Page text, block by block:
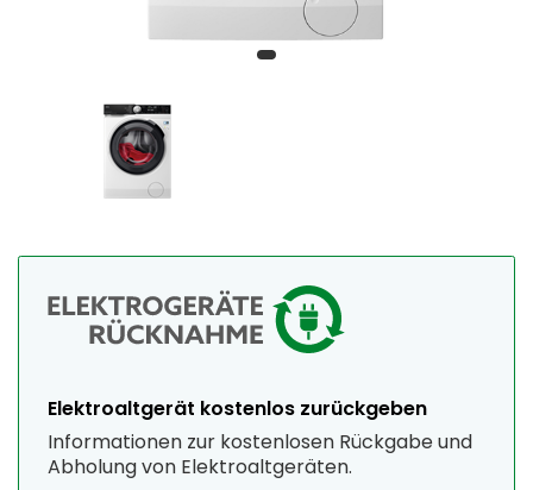
Elektroaltgerät kostenlos zurückgeben
Informationen zur kostenlosen Rückgabe und
Abholung von Elektroaltgeräten.